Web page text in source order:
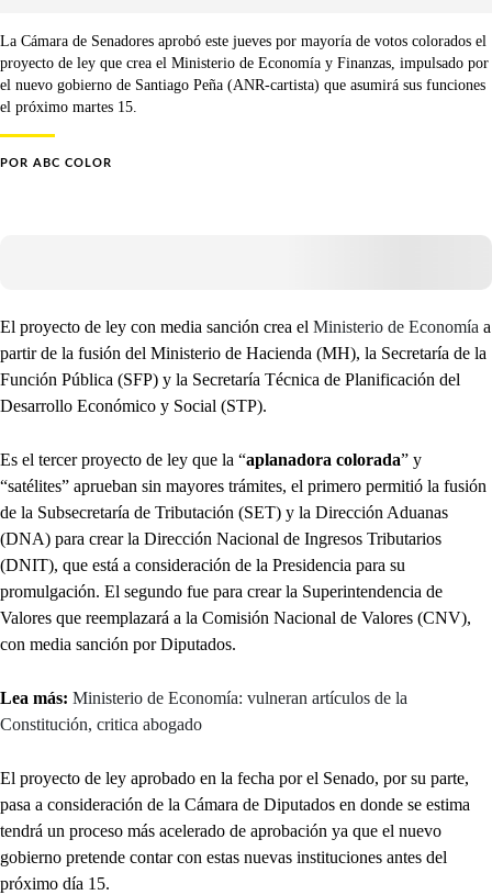
La Cámara de Senadores aprobó este jueves por mayoría de votos colorados el
proyecto de ley que crea el Ministerio de Economía y Finanzas, impulsado por
el nuevo gobierno de Santiago Peña (ANR-cartista) que asumirá sus funciones
el próximo martes 15.
POR ABC COLOR
El proyecto de ley con media sanción crea el Ministerio de Economía a
partir de la fusión del Ministerio de Hacienda (MH), la Secretaría de la
Función Pública (SFP) y la Secretaría Técnica de Planificación del
Desarrollo Económico y Social (STP).
Es el tercer proyecto de ley que la “aplanadora colorada” y
“satélites” aprueban sin mayores trámites, el primero permitió la fusión
de la Subsecretaría de Tributación (SET) y la Dirección Aduanas
(DNA) para crear la Dirección Nacional de Ingresos Tributarios
(DNIT), que está a consideración de la Presidencia para su
promulgación. El segundo fue para crear la Superintendencia de
Valores que reemplazará a la Comisión Nacional de Valores (CNV),
con media sanción por Diputados.
Lea más: Ministerio de Economía: vulneran artículos de la
Constitución, critica abogado
El proyecto de ley aprobado en la fecha por el Senado, por su parte,
pasa a consideración de la Cámara de Diputados en donde se estima
tendrá un proceso más acelerado de aprobación ya que el nuevo
gobierno pretende contar con estas nuevas instituciones antes del
próximo día 15.